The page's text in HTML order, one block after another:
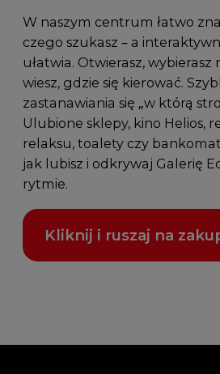
W naszym centrum łatwo
czego szukasz – a
ułatwia. Otwierasz, wybierasz
wiesz, gdzie się kierować.
zastanawiania się „w którą
Ulubione sklepy, kino Helios,
relaksu, toalety czy
jak lubisz i odkrywaj Galerię
rytmie.
Kliknij i ruszaj na